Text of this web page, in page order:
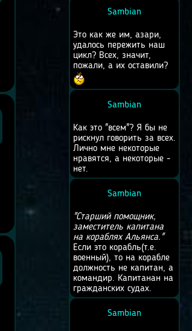
Sambian
Это как же им, азари,
удалось пережить наш
цикл? Всех, значит,
пожали, а их оставили?
Sambian
Как это "всем"? Я бы не
рискнул говорить за всех.
Лично мне некоторые
нравятся, а некоторые -
нет.
Sambian
"Старший помощник,
заместитель капитана
на кораблях Альянса."
Если это корабль(т.е.
военный), то на корабле
должность не капитан, а
командир. Капитанан на
гражданских судах.
Sambian